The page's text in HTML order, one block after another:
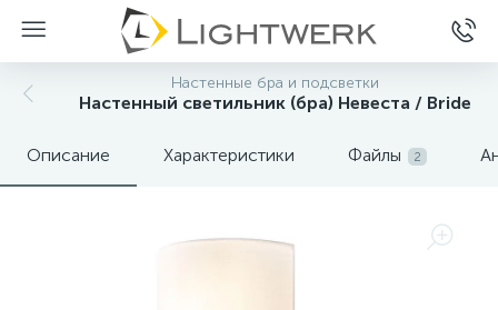
Настенные бра и подсветки
Настенный светильник (бра) Невеста / Bride
Описание Характеристики Файлы 2